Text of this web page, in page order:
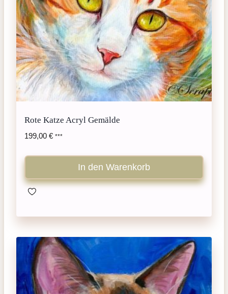
Rote Katze Acryl Gemälde
199,00 € ***
In den Warenkorb